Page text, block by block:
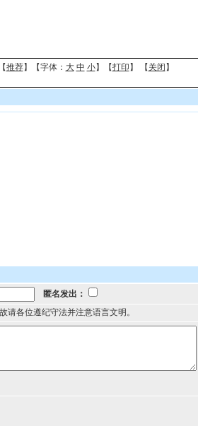
推荐】【字体： 大 中 小】【打印 】 【 关闭 】
匿名发出：
请各位遵纪守法并注意语言文明。